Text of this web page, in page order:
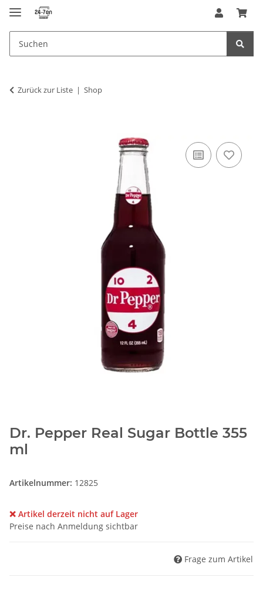
Zurück zur Liste Shop
Dr. Pepper Real Sugar Bottle 355
ml
Artikelnummer: 12825
❌ Artikel derzeit nicht auf Lager
Preise nach Anmeldung sichtbar
Frage zum Artikel